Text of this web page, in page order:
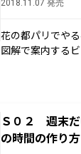
2018.11.07 発売
花の都パリでや
図解で案内する
Ｓ０２ 週末だ
の時間の作り方